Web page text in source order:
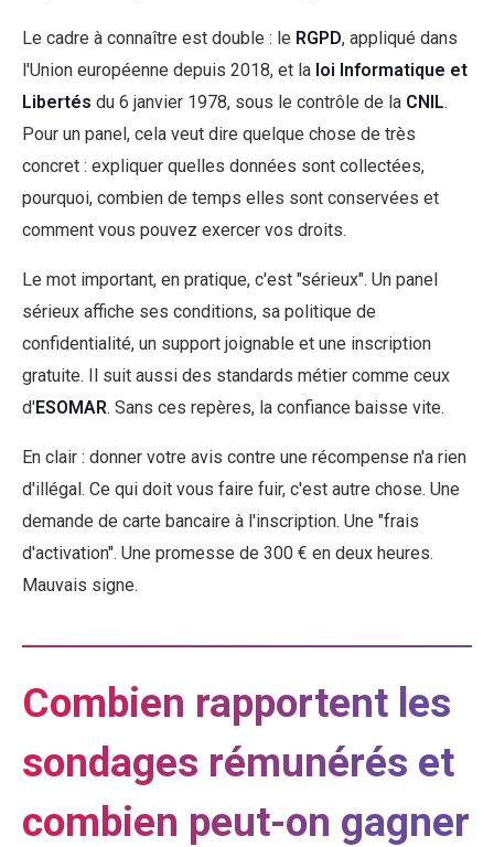
Le cadre à connaître est double : le RGPD, appliqué dans
l'Union européenne depuis 2018, et la loi Informatique et
Libertés du 6 janvier 1978, sous le contrôle de la CNIL.
Pour un panel, cela veut dire quelque chose de très
concret : expliquer quelles données sont collectées,
pourquoi, combien de temps elles sont conservées et
comment vous pouvez exercer vos droits.
Le mot important, en pratique, c'est "sérieux". Un panel
sérieux affiche ses conditions, sa politique de
confidentialité, un support joignable et une inscription
gratuite. Il suit aussi des standards métier comme ceux
d'ESOMAR. Sans ces repères, la confiance baisse vite.
En clair : donner votre avis contre une récompense n'a rien
d'illégal. Ce qui doit vous faire fuir, c'est autre chose. Une
demande de carte bancaire à l'inscription. Une "frais
d'activation". Une promesse de 300 € en deux heures.
Mauvais signe.
Combien rapportent les
sondages rémunérés et
combien peut-on gagner